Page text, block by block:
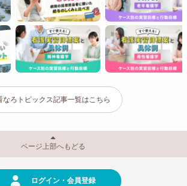
なろトピックス記事一覧はこちら
ページ上部へもどる
ログイン・会員登録